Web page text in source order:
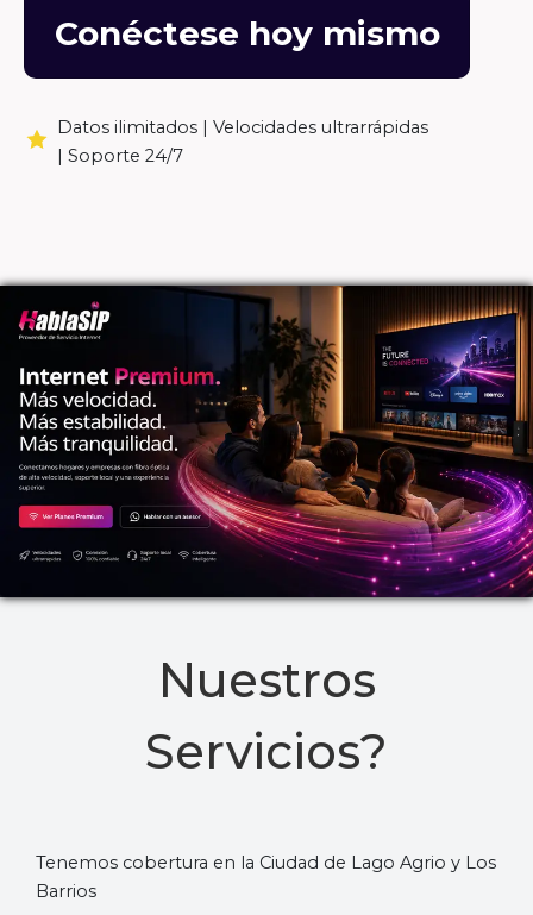
Conéctese hoy mismo
Datos ilimitados | Velocidades ultrarrápidas
| Soporte 24/7
Nuestros
Servicios?
Tenemos cobertura en la Ciudad de Lago Agrio y Los
Barrios